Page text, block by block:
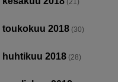
toukokuu 2018 (30)
huhtikuu 2018 (28)